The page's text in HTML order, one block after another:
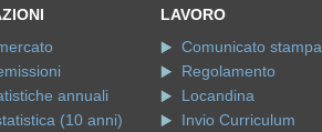
annuali
(10 anni)
LAVORO
Comunicato stampa
Regolamento
Locandina
Invio Curriculum